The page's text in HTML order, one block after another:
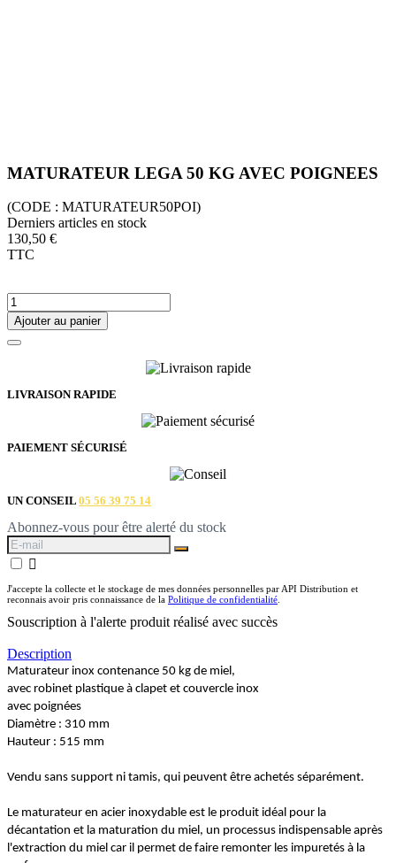
MATURATEUR LEGA 50 KG AVEC POIGNEES
(CODE : MATURATEUR50POI)
Derniers articles en stock
130,50 €
TTC
Ajouter au panier
LIVRAISON RAPIDE
PAIEMENT SÉCURISÉ
UN CONSEIL 05 56 39 75 14
Abonnez-vous pour être alerté du stock

J'accepte la collecte et le stockage de mes données personnelles par API Distribution et
reconnais avoir pris connaissance de la Politique de confidentialité.
Souscription à l'alerte produit réalisé avec succès
Description
Maturateur inox contenance 50 kg de miel,
avec robinet plastique à clapet et couvercle inox
avec poignées
Diamètre : 310 mm
Hauteur : 515 mm
Vendu sans support ni tamis, qui peuvent être achetés séparément.
Le maturateur en acier inoxydable est le produit idéal pour la
décantation et la maturation du miel, un processus indispensable après
l'extraction du miel car il permet de faire remonter les impuretés à la